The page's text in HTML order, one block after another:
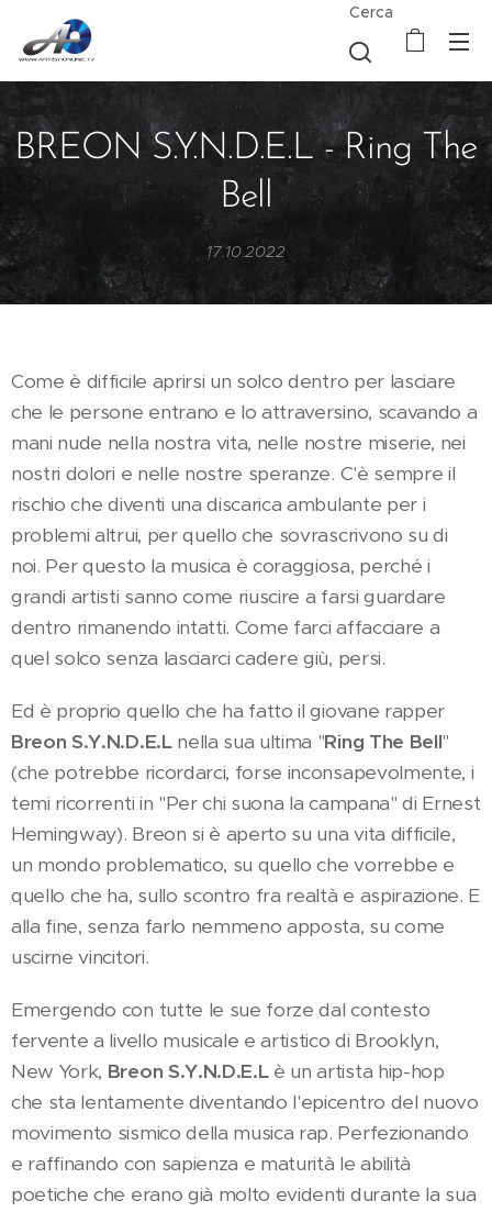
Cerca
BREON S.Y.N.D.E.L - Ring The
Bell
17.10.2022
Come è difficile aprirsi un solco dentro per lasciare
che le persone entrano e lo attraversino, scavando a
mani nude nella nostra vita, nelle nostre miserie, nei
nostri dolori e nelle nostre speranze. C'è sempre il
rischio che diventi una discarica ambulante per i
problemi altrui, per quello che sovrascrivono su di
noi. Per questo la musica è coraggiosa, perché i
grandi artisti sanno come riuscire a farsi guardare
dentro rimanendo intatti. Come farci affacciare a
quel solco senza lasciarci cadere giù, persi.
Ed è proprio quello che ha fatto il giovane rapper
Breon S.Y.N.D.E.Lnella sua ultima "Ring The Bell"
(che potrebbe ricordarci, forse inconsapevolmente, i
temi ricorrenti in "Per chi suona la campana" di Ernest
Hemingway). Breon si è aperto su una vita difficile,
un mondo problematico, su quello che vorrebbe e
quello che ha, sullo scontro fra realtà e aspirazione. E
alla fine, senza farlo nemmeno apposta, su come
uscirne vincitori.
Emergendo con tutte le sue forze dal contesto
fervente a livello musicale e artistico di Brooklyn,
New York, Breon S.Y.N.D.E.Lè un artista hip-hop
che sta lentamente diventando l'epicentro del nuovo
movimento sismico della musica rap. Perfezionando
e raffinando con sapienza e maturità le abilità
poetiche che erano già molto evidenti durante la sua